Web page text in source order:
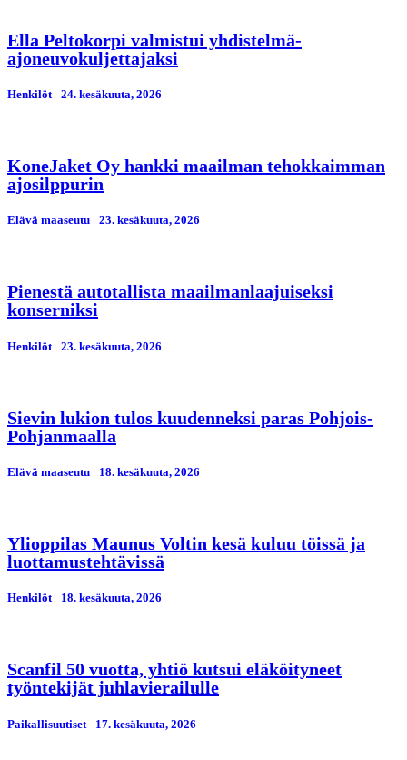
Ella Peltokorpi valmistui yhdistelmä-
ajoneuvokuljettajaksi
Henkilöt 24. kesäkuuta, 2026
KoneJaket Oy hankki maailman tehokkaimman
ajosilppurin
Elävä maaseutu 23. kesäkuuta, 2026
Pienestä autotallista maailmanlaajuiseksi
konserniksi
Henkilöt 23. kesäkuuta, 2026
Sievin lukion tulos kuudenneksi paras Pohjois-
Pohjanmaalla
Elävä maaseutu 18. kesäkuuta, 2026
Ylioppilas Maunus Voltin kesä kuluu töissä ja
luottamustehtävissä
Henkilöt 18. kesäkuuta, 2026
Scanfil 50 vuotta, yhtiö kutsui eläköityneet
työntekijät juhlavierailulle
Paikallisuutiset 17. kesäkuuta, 2026